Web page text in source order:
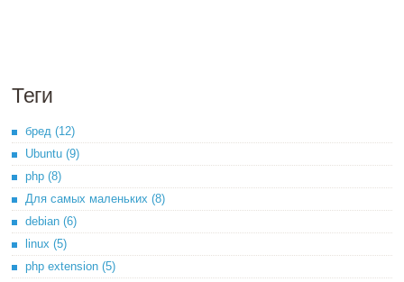
Теги
бред (12)
Ubuntu (9)
php (8)
Для самых маленьких (8)
debian (6)
linux (5)
php extension (5)